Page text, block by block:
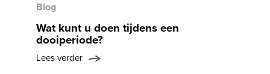
Blog
Wat kunt u doen tijdens een
dooiperiode?
Lees verder